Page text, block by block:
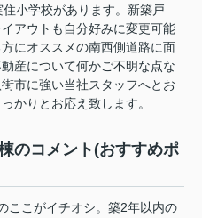
小学校があります。新築戸
アウトも自分好みに変更可能
にオススメの南西側道路に面
産について何かご不明な点な
市に強い当社スタッフへとお
かりとお応え致します。
のコメント(おすすめポ
ここがイチオシ。築2年以内の